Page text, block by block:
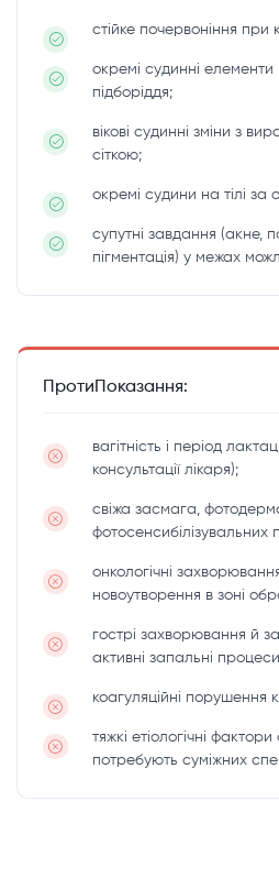
стійке почервоніння при
окремі судинні елементи
підборіддя;
вікові судинні зміни з
сіткою;
окремі судини на тілі за
супутні завдання (акне,
пігментація) у межах
ПротиПоказання:
вагітність і період
консультації лікаря);
свіжа засмага,
фотосенсибілізувальних
онкологічні
новоутворення в зоні
гострі захворювання й
активні запальні
коагуляційні порушення
тяжкі етіологічні
потребують суміжних